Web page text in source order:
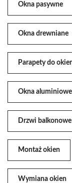
Okna pasywne
Okna drewniane
Parapety do
Okna aluminiowe
Drzwi balkonowe
Montaż okien
Wymiana okien